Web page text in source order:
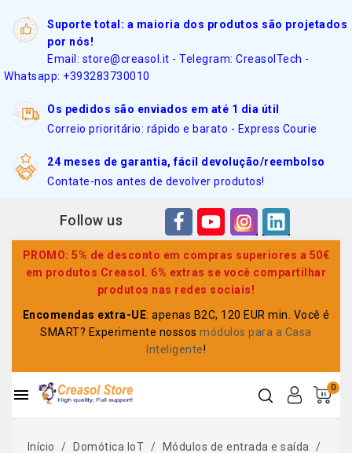
Suporte total: a maioria dos produtos são projetados
por nós!
Email: store@creasol.it - Telegram: CreasolTech -
Whatsapp: +393283730010
Os pedidos são enviados em até 1 dia útil
Correio prioritário: rápido e barato - Express Courie
24 meses de garantia, fácil devolução/reembolso
Contate-nos antes de devolver produtos!
Follow us
PROMO: 5% de desconto em compras superiores a 50€
em produtos Creasol. 6% extras se você compartilhar
produtos nas redes sociais!
Encomendas extra-UE: apenas B2C, 120 EUR min. Você é
SMART? Experimente nossosmódulos para a Casa
Inteligente!
0

Início Domótica IoT
Módulos de entrada e saída